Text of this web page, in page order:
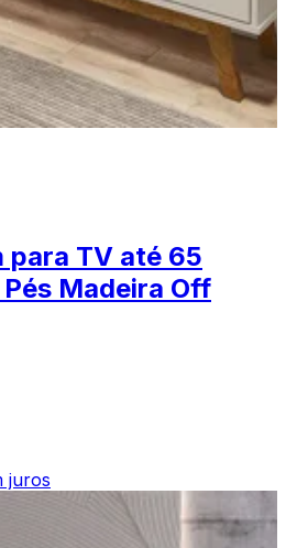
para TV até 65
Madeira Off
juros